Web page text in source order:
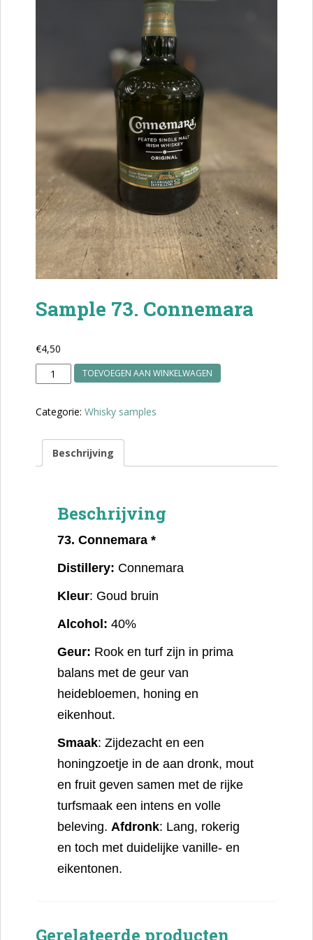
Sample 73. Connemara
€4,50
Sample
73.
aantal
TOEVOEGEN AAN WINKELWAGEN
Categorie: Whisky samples
Beschrijving
Beschrijving
73. Connemara *
Distillery: Connemara
Kleur: Goud bruin
Alcohol: 40%
Geur: Rook en turf zijn in prima
balans met de geur van
heidebloemen, honing en
eikenhout.
Smaak: Zijdezacht en een
honingzoetje in de aan dronk, mout
en fruit geven samen met de rijke
turfsmaak een intens en volle
beleving. Afdronk: Lang, rokerig
en toch met duidelijke vanille- en
eikentonen.
Gerelateerde producten